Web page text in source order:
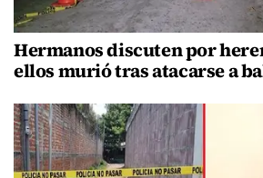
Hermanos discuten por
ellos murió tras atacarse a